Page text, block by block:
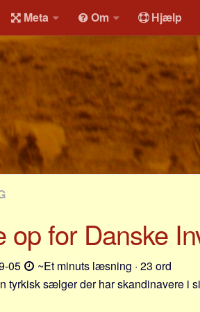
Meta Om Hjælp
op for Danske
05
~Et minuts læsning · 23 ord
tyrkisk sælger der har skandinavere i